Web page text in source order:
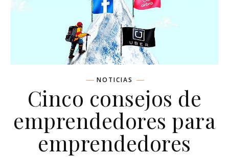
NOTICIAS
Cinco consejos de
emprendedores para
emprendedores